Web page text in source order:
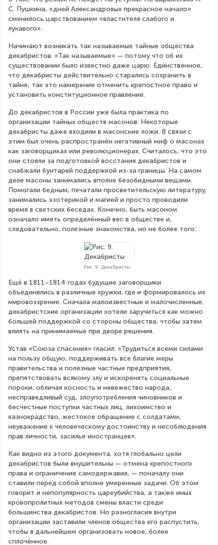
С. Пушкина, «дней Александровых прекрасное начало»
сменилось царствованием «властителя слабого и
лукавого».
Начинают возникать так называемые тайные общества
декабристов. «Так называемые» — потому что об их
существовании было известно даже царю. Единственное,
что декабристы действительно старались сохранить в
тайне, так это намерение отменить крепостное право и
установить конституционное правление.
До декабристов в России уже была практика по
организации тайных обществ масонов. Некоторые
декабристы даже входили в масонские ложи. В связи с
этим был очень распространён негативный миф о масонах
как заговорщиках или революционерах. Считалось, что это
они стояли за подготовкой восстания декабристов и
снабжали бунтарей поддержкой из-за границы. На самом
деле масоны занимались вполне безобидными вещами.
Помогали бедным, печатали просветительскую литературу,
занимались эзотерикой и магией и просто проводили
время в светских беседах. Конечно, быть масоном
означало иметь определённый вес в обществе и,
следовательно, полезные знакомства, но не более того.
Рис. 9. Декабристы
Ещё в 1811–1814 годах будущие заговорщики
объединялись в различные кружки, где и формировалось их
мировоззрение. Сначала малоизвестные и малочисленные,
декабристские организации хотели заручиться как можно
большей поддержкой со стороны общества, чтобы затем
влиять на принимаемые при дворе решения.
Устав «Союза спасения» гласил: «Трудиться всеми силами
на пользу общую, поддерживать все благие меры
правительства и полезные частные предприятия,
препятствовать всякому злу и искоренять социальные
пороки, обличая косность и невежество народа,
несправедливый суд, злоупотребления чиновников и
бесчестные поступки частных лиц, лихоимство и
казнокрадство, жестокое обращение с солдатами,
неуважение к человеческому достоинству и несоблюдения
прав личности, засилье иностранцев».
Как видно из этого документа, хотя глобально цели
декабристов были внушительны — отмена крепостного
права и ограничение самодержавия, — поначалу они
ставили перед собой вполне умеренные задачи. Об этом
говорит и непопулярность цареубийства, а также иных
кровопролитных методов смены власти среди
большинства декабристов. Но разногласия внутри
организации заставили членов общества его распустить,
чтобы в дальнейшем организовать новое, более
сплочённое.